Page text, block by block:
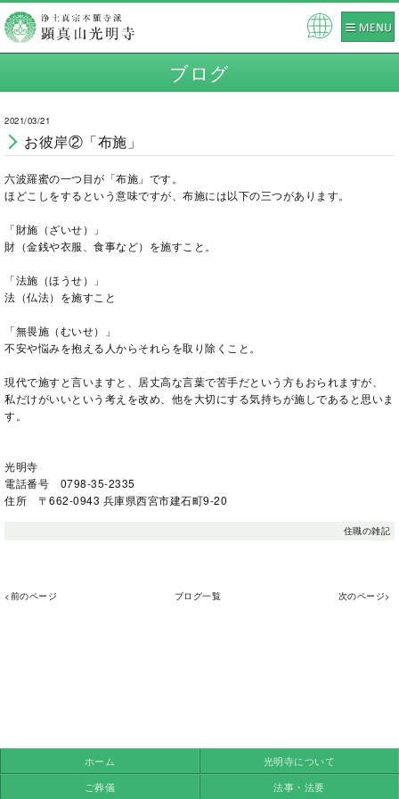
ブログ
2021/03/21
お彼岸②「布施」
六波羅蜜の一つ目が「布施」です。
ほどこしをするという意味ですが、布施には以下の三つがあります。
「財施（ざいせ）」
財（金銭や衣服、食事など）を施すこと。
「法施（ほうせ）」
法（仏法）を施すこと
「無畏施（むいせ）」
不安や悩みを抱える人からそれらを取り除くこと。
現代で施すと言いますと、居丈高な言葉で苦手だという方もおられますが、
私だけがいいという考えを改め、他を大切にする気持ちが施しであると思いま
す。
光明寺
電話番号 0798-35-2335
住所 〒662-0943 兵庫県西宮市建石町9-20
住職の雑記
<前のページ ブログ一覧 次のページ>
ホーム
光明寺について
ご葬儀
法事・法要